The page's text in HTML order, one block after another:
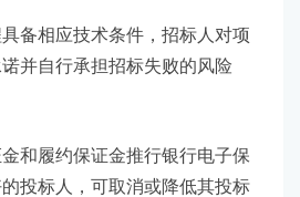
具备相应技术条件，招标人对项
并自行承担招标失败的风险
金和履约保证金推行银行电子保
投标人，可取消或降低其投标